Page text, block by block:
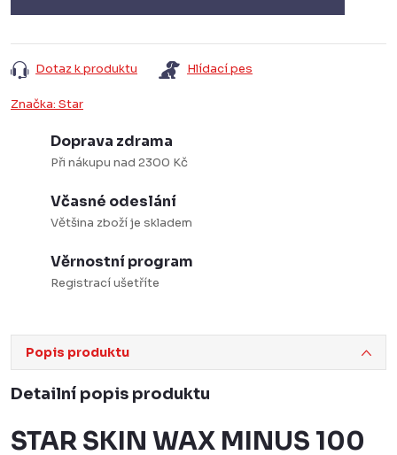
Dotaz k produktu Hlídací pes
Značka: Star
Doprava zdrama
Při nákupu nad 2300 Kč
Včasné odeslání
Většina zboží je skladem
Věrnostní program
Registrací ušetříte
Popis produktu
Detailní popis produktu
STAR SKIN WAX MINUS 100